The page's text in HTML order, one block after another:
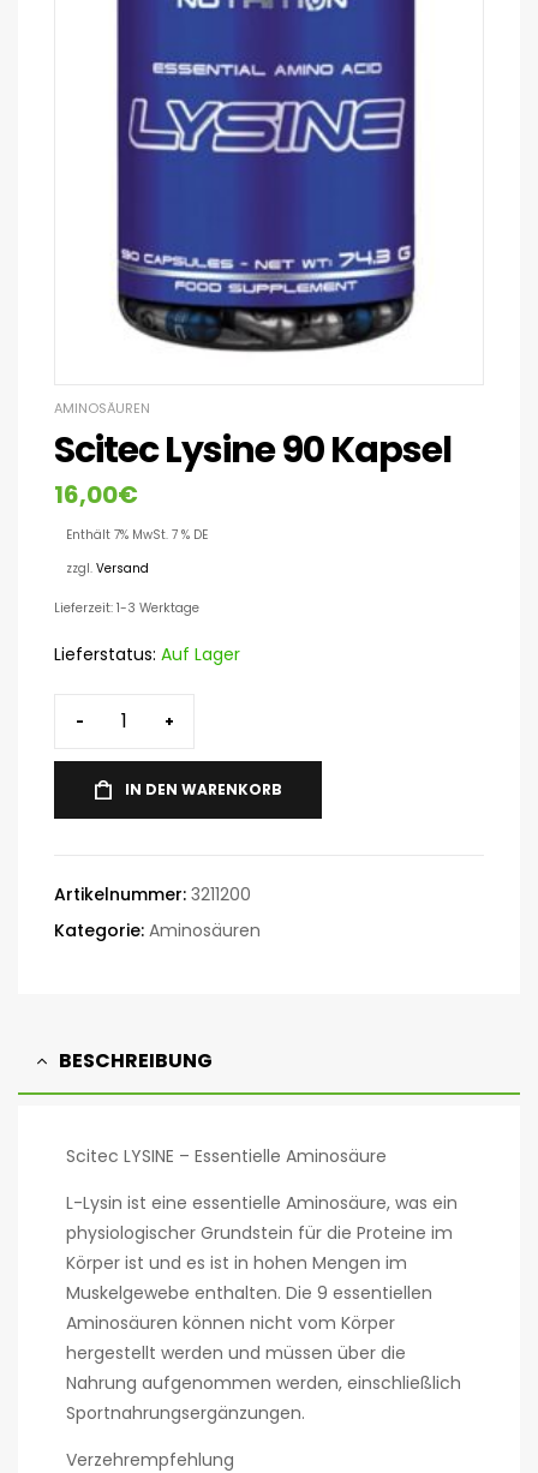
AMINOSÄUREN
Scitec Lysine 90 Kapsel
16,00€
Enthält 7% MwSt. 7 % DE
zzgl. Versand
Lieferzeit: 1-3 Werktage
Lieferstatus: Auf Lager
- +
IN DEN WARENKORB
Artikelnummer: 3211200
Kategorie: Aminosäuren
BESCHREIBUNG
Scitec LYSINE – Essentielle Aminosäure
L-Lysin ist eine essentielle Aminosäure, was ein
physiologischer Grundstein für die Proteine im
Körper ist und es ist in hohen Mengen im
Muskelgewebe enthalten. Die 9 essentiellen
Aminosäuren können nicht vom Körper
hergestellt werden und müssen über die
Nahrung aufgenommen werden, einschließlich
Sportnahrungsergänzungen.
Verzehrempfehlung